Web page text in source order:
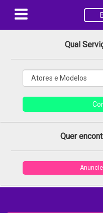
Qual
Quer